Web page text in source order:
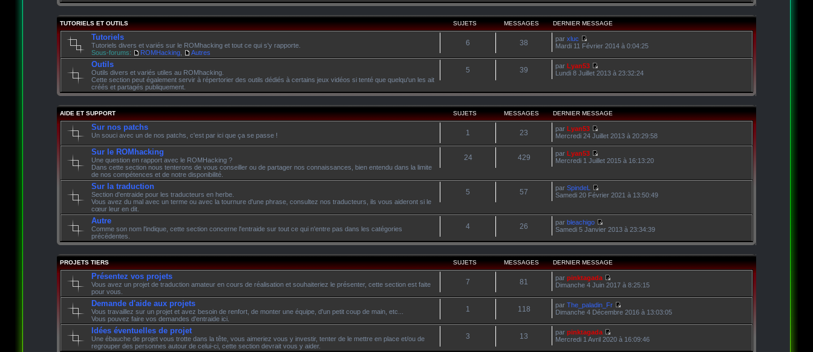
TUTORIELS ET OUTILS SUJETS MESSAGES DERNIER MESSAGE
Tutoriels
Tutoriels divers et variés sur le ROMhacking et tout ce qui s'y rapporte.
Sous-forums:
ROMHacking, Autres
6 38 par xluc
Mardi 11 Février 2014 à 0:04:25
Outils
Outils divers et variés utiles au ROMhacking.
Cette section peut également servir à répertorier des outils dédiés à certains jeux vidéos si tenté que quelqu'un les ait
créés et partagés publiquement.
5 39 par Lyan53
Lundi 8 Juillet 2013 à 23:32:24
AIDE ET SUPPORT SUJETS MESSAGES DERNIER MESSAGE
Sur nos patchs
Un souci avec un de nos patchs, c'est par ici que ça se passe ! 1 23 par Lyan53
Mercredi 24 Juillet 2013 à 20:29:58
Sur le ROMhacking
Une question en rapport avec le ROMHacking ?
Dans cette section nous tenterons de vous conseiller ou de partager nos connaissances, bien entendu dans la limite
de nos compétences et de notre disponibilité.
24 429 par Lyan53
Mercredi 1 Juillet 2015 à 16:13:20
Sur la traduction
Section d'entraide pour les traducteurs en herbe.
Vous avez du mal avec un terme ou avec la tournure d'une phrase, consultez nos traducteurs, ils vous aideront si le
cœur leur en dit.
5 57 par SpindeL
Samedi 20 Février 2021 à 13:50:49
Autre
Comme son nom l'indique, cette section concerne l'entraide sur tout ce qui n'entre pas dans les catégories
précédentes.
4 26 par bleachigo
Samedi 5 Janvier 2013 à 23:34:39
PROJETS TIERS SUJETS MESSAGES DERNIER MESSAGE
Présentez vos projets
Vous avez un projet de traduction amateur en cours de réalisation et souhaiteriez le présenter, cette section est faite
pour vous.
7 81 par pinktagada
Dimanche 4 Juin 2017 à 8:25:15
Demande d'aide aux projets
Vous travaillez sur un projet et avez besoin de renfort, de monter une équipe, d'un petit coup de main, etc...
Vous pouvez faire vos demandes d'entraide ici.
1 118 par The_paladin_Fr
Dimanche 4 Décembre 2016 à 13:03:05
Idées éventuelles de projet
Une ébauche de projet vous trotte dans la tête, vous aimeriez vous y investir, tenter de le mettre en place et/ou de
regrouper des personnes autour de celui-ci, cette section devrait vous y aider.
3 13 par pinktagada
Mercredi 1 Avril 2020 à 16:09:46